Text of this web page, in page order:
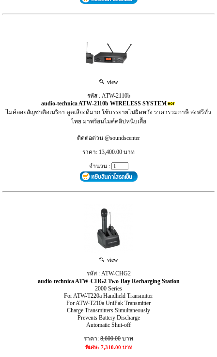
view
รหัส : ATW-2110b
audio-technica ATW-2110b WIRELESS SYSTEM
ไมค์ลอยสัญชาติอเมริกา ดูดเสียงดีมาก ใช้บรรยายไม่ผิดหวัง ราคารวมภาษี ส่งฟรีทั่ว
ไทย มาพร้อมไมค์คลิปหนีบเสื้อ
ติดต่อด่วน @soundscenter
ราคา: 13,400.00 บาท
จำนวน :
view
รหัส : ATW-CHG2
audio-technica ATW-CHG2 Two-Bay Recharging Station
2000 Series
For ATW-T220a Handheld Transmitter
For ATW-T210a UniPak Transmitter
Charge Transmitters Simultaneously
Prevents Battery Discharge
Automatic Shut-off
ราคา: 8,600.00 บาท
พิเศษ: 7,310.00 บาท